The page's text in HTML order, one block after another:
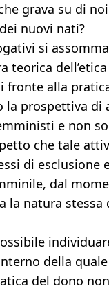
grava su di
nuovi nati?
si
teorica
fronte alla
la prospettiva di
e non
che tale
di esclusione
dal
la natura stessa
della quale
del dono